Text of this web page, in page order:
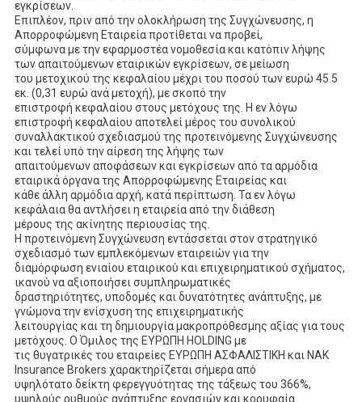
εγκρίσεων.
Επιπλέον, πριν από την ολοκλήρωση της Συγχώνευσης, η
Απορροφώμενη Εταιρεία προτίθεται να προβεί,
σύμφωνα με την εφαρμοστέα νομοθεσία και κατόπιν λήψης
των απαιτούμενων εταιρικών εγκρίσεων, σε μείωση
του μετοχικού της κεφαλαίου μέχρι του ποσού των ευρώ 45.5
εκ. (0,31 ευρώ ανά μετοχή), με σκοπό την
επιστροφή κεφαλαίου στους μετόχους της. Η εν λόγω
επιστροφή κεφαλαίου αποτελεί μέρος του συνολικού
συναλλακτικού σχεδιασμού της προτεινόμενης Συγχώνευσης
και τελεί υπό την αίρεση της λήψης των
απαιτούμενων αποφάσεων και εγκρίσεων από τα αρμόδια
εταιρικά όργανα της Απορροφώμενης Εταιρείας και
κάθε άλλη αρμόδια αρχή, κατά περίπτωση. Τα εν λόγω
κεφάλαια θα αντλήσει η εταιρεία από την διάθεση
μέρους της ακίνητης περιουσίας της.
Η προτεινόμενη Συγχώνευση εντάσσεται στον στρατηγικό
σχεδιασμό των εμπλεκόμενων εταιρειών για την
διαμόρφωση ενιαίου εταιρικού και επιχειρηματικού σχήματος,
ικανού να αξιοποιήσει συμπληρωματικές
δραστηριότητες, υποδομές και δυνατότητες ανάπτυξης, με
γνώμονα την ενίσχυση της επιχειρηματικής
λειτουργίας και τη δημιουργία μακροπρόθεσμης αξίας για τους
μετόχους. Ο Όμιλος της ΕΥΡΩΠΗ HOLDING με
τις θυγατρικές του εταιρείες ΕΥΡΩΠΗ ΑΣΦΑΛΙΣΤΙΚΗ και ΝΑΚ
Insurance Brokers χαρακτηρίζεται σήμερα από
υψηλότατο δείκτη φερεγγυότητας της τάξεως του 366%,
υψηλούς ρυθμούς ανάπτυξης εργασιών και κορυφαία